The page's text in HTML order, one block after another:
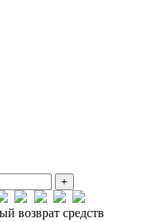
+
возврат средств